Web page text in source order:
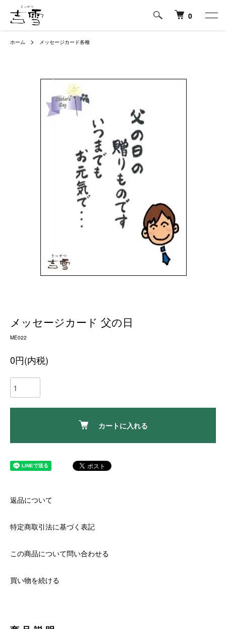
0
ホーム メッセージカード各種
メッセージカード 父の日
ME022
0円(内税)
カートに入れる
返品について
特定商取引法に基づく表記
この商品について問い合わせる
買い物を続ける